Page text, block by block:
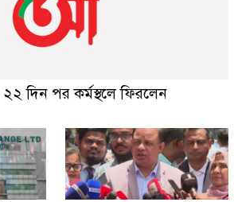
২২ দিন পর কর্মস্থলে ফিরলেন